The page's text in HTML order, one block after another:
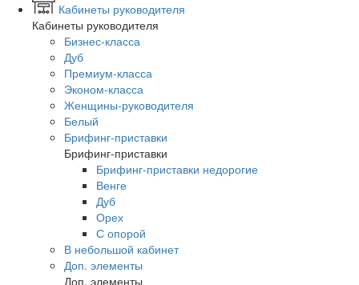
Кабинеты руководителя
Кабинеты руководителя
Бизнес-класса
Дуб
Премиум-класса
Эконом-класса
Женщины-руководителя
Белый
Брифинг-приставки
Брифинг-приставки
Брифинг-приставки недорогие
Венге
Дуб
Орех
С опорой
В небольшой кабинет
Доп. элементы
Доп. элементы